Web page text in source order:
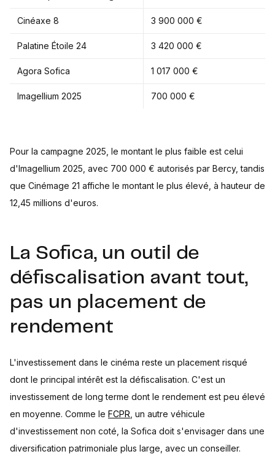
Cinéaxe 8 3 900 000 €
Palatine Étoile 24 3 420 000 €
Agora Sofica 1 017 000 €
Imagellium 2025 700 000 €
Pour la campagne 2025, le montant le plus faible est celui
d'Imagellium 2025, avec 700 000 € autorisés par Bercy, tandis
que Cinémage 21 affiche le montant le plus élevé, à hauteur de
12,45 millions d'euros.
La Sofica, un outil de
défiscalisation avant tout,
pas un placement de
rendement
L'investissement dans le cinéma reste un placement risqué
dont le principal intérêt est la défiscalisation. C'est un
investissement de long terme dont le rendement est peu élevé
en moyenne. Comme le FCPR , un autre véhicule
d'investissement non coté, la Sofica doit s'envisager dans une
diversification patrimoniale plus large, avec un conseiller.